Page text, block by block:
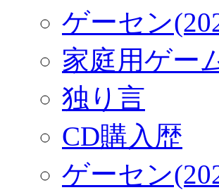
ゲーセン
家庭用ゲー
独り言
CD購入歴
ゲーセン